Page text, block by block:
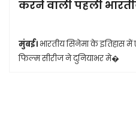
करने वाली पहली
मुंबई। भारतीय सिनेमा के इतिहास में
फिल्म सीरीज ने दुनियाभर मे�